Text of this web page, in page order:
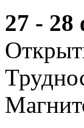
27 - 28